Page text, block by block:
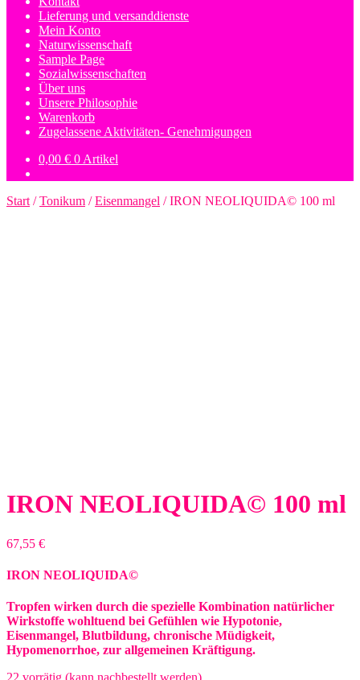
Lieferung und versanddienste
Mein Konto
Naturwissenschaft
Sample Page
Sozialwissenschaften
Über uns
Unsere Philosophie
Warenkorb
Zugelassene Aktivitäten- Genehmigungen
0,00 € 0 Artikel
Start /Tonikum /Eisenmangel /IRON NEOLIQUIDA© 100 ml
IRON NEOLIQUIDA© 100 ml
67,55 €
IRON NEOLIQUIDA©
Tropfen wirken durch die spezielle Kombination natürlicher
Wirkstoffe wohltuend bei Gefühlen wie Hypotonie,
Eisenmangel, Blutbildung, chronische Müdigkeit,
Hypomenorrhoe, zur allgemeinen Kräftigung.